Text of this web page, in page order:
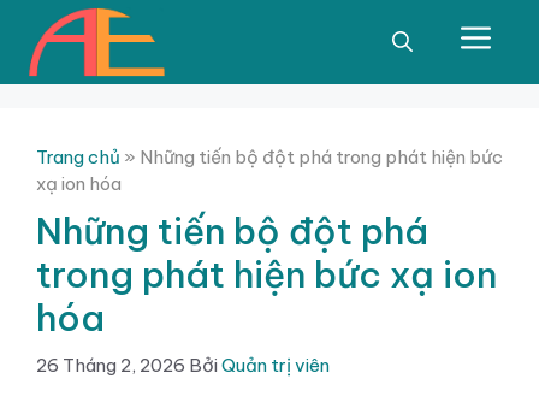
Chuyển
dung
Trang chủ » Những tiến bộ đột phá trong phát hiện bức
xạ ion hóa
Những tiến bộ đột phá
trong phát hiện bức xạ ion
hóa
26 Tháng 2, 2026 BởiQuản trị viên